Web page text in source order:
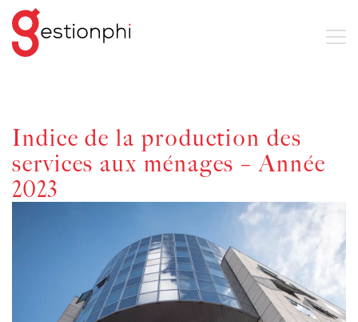
Indice de la production des
services aux ménages – Année
2023